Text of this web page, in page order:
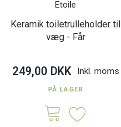
Etoile
Keramik toiletrulleholder til
væg - Får
249,00 DKK Inkl. moms
PÅ LAGER